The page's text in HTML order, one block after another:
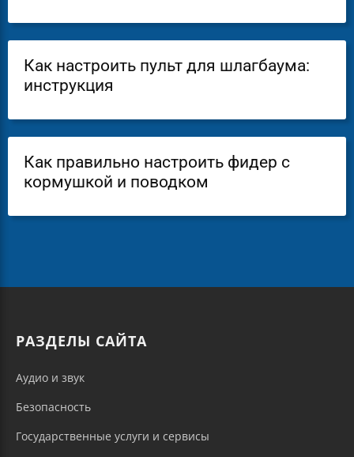
Как настроить пульт для шлагбаума:
инструкция
Как правильно настроить фидер с
кормушкой и поводком
РАЗДЕЛЫ САЙТА
Аудио и звук
Безопасность
Государственные услуги и сервисы